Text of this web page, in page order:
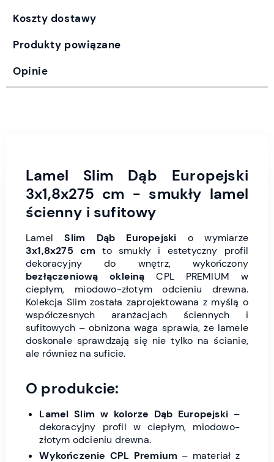
Koszty dostawy
Produkty powiązane
Opinie
Lamel Slim Dąb Europejski
3x1,8x275 cm - smukły lamel
ścienny i sufitowy
LamelSlim Dąb Europejski o wymiarze
3x1,8x275 cm to smukły i estetyczny profil
dekoracyjny do wnętrz, wykończony
bezłączeniową okleiną CPL PREMIUM w
ciepłym, miodowo-złotym odcieniu drewna.
Kolekcja Slim została zaprojektowana z myślą o
współczesnych aranżacjach ściennych i
sufitowych – obniżona waga sprawia, że lamele
doskonale sprawdzają się nie tylko na ścianie,
ale również na suficie.
O produkcie:
Lamel Slim w kolorze Dąb Europejski –
dekoracyjny profil w ciepłym, miodowo-
złotym odcieniu drewna.
Wykończenie CPL Premium – materiał z